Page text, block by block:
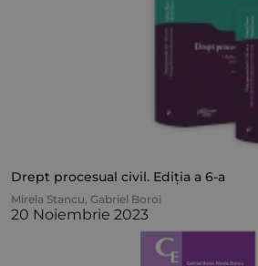
Drept procesual civil. Ediția a 6-a
Mirela Stancu, Gabriel Boroi
20 Noiembrie 2023